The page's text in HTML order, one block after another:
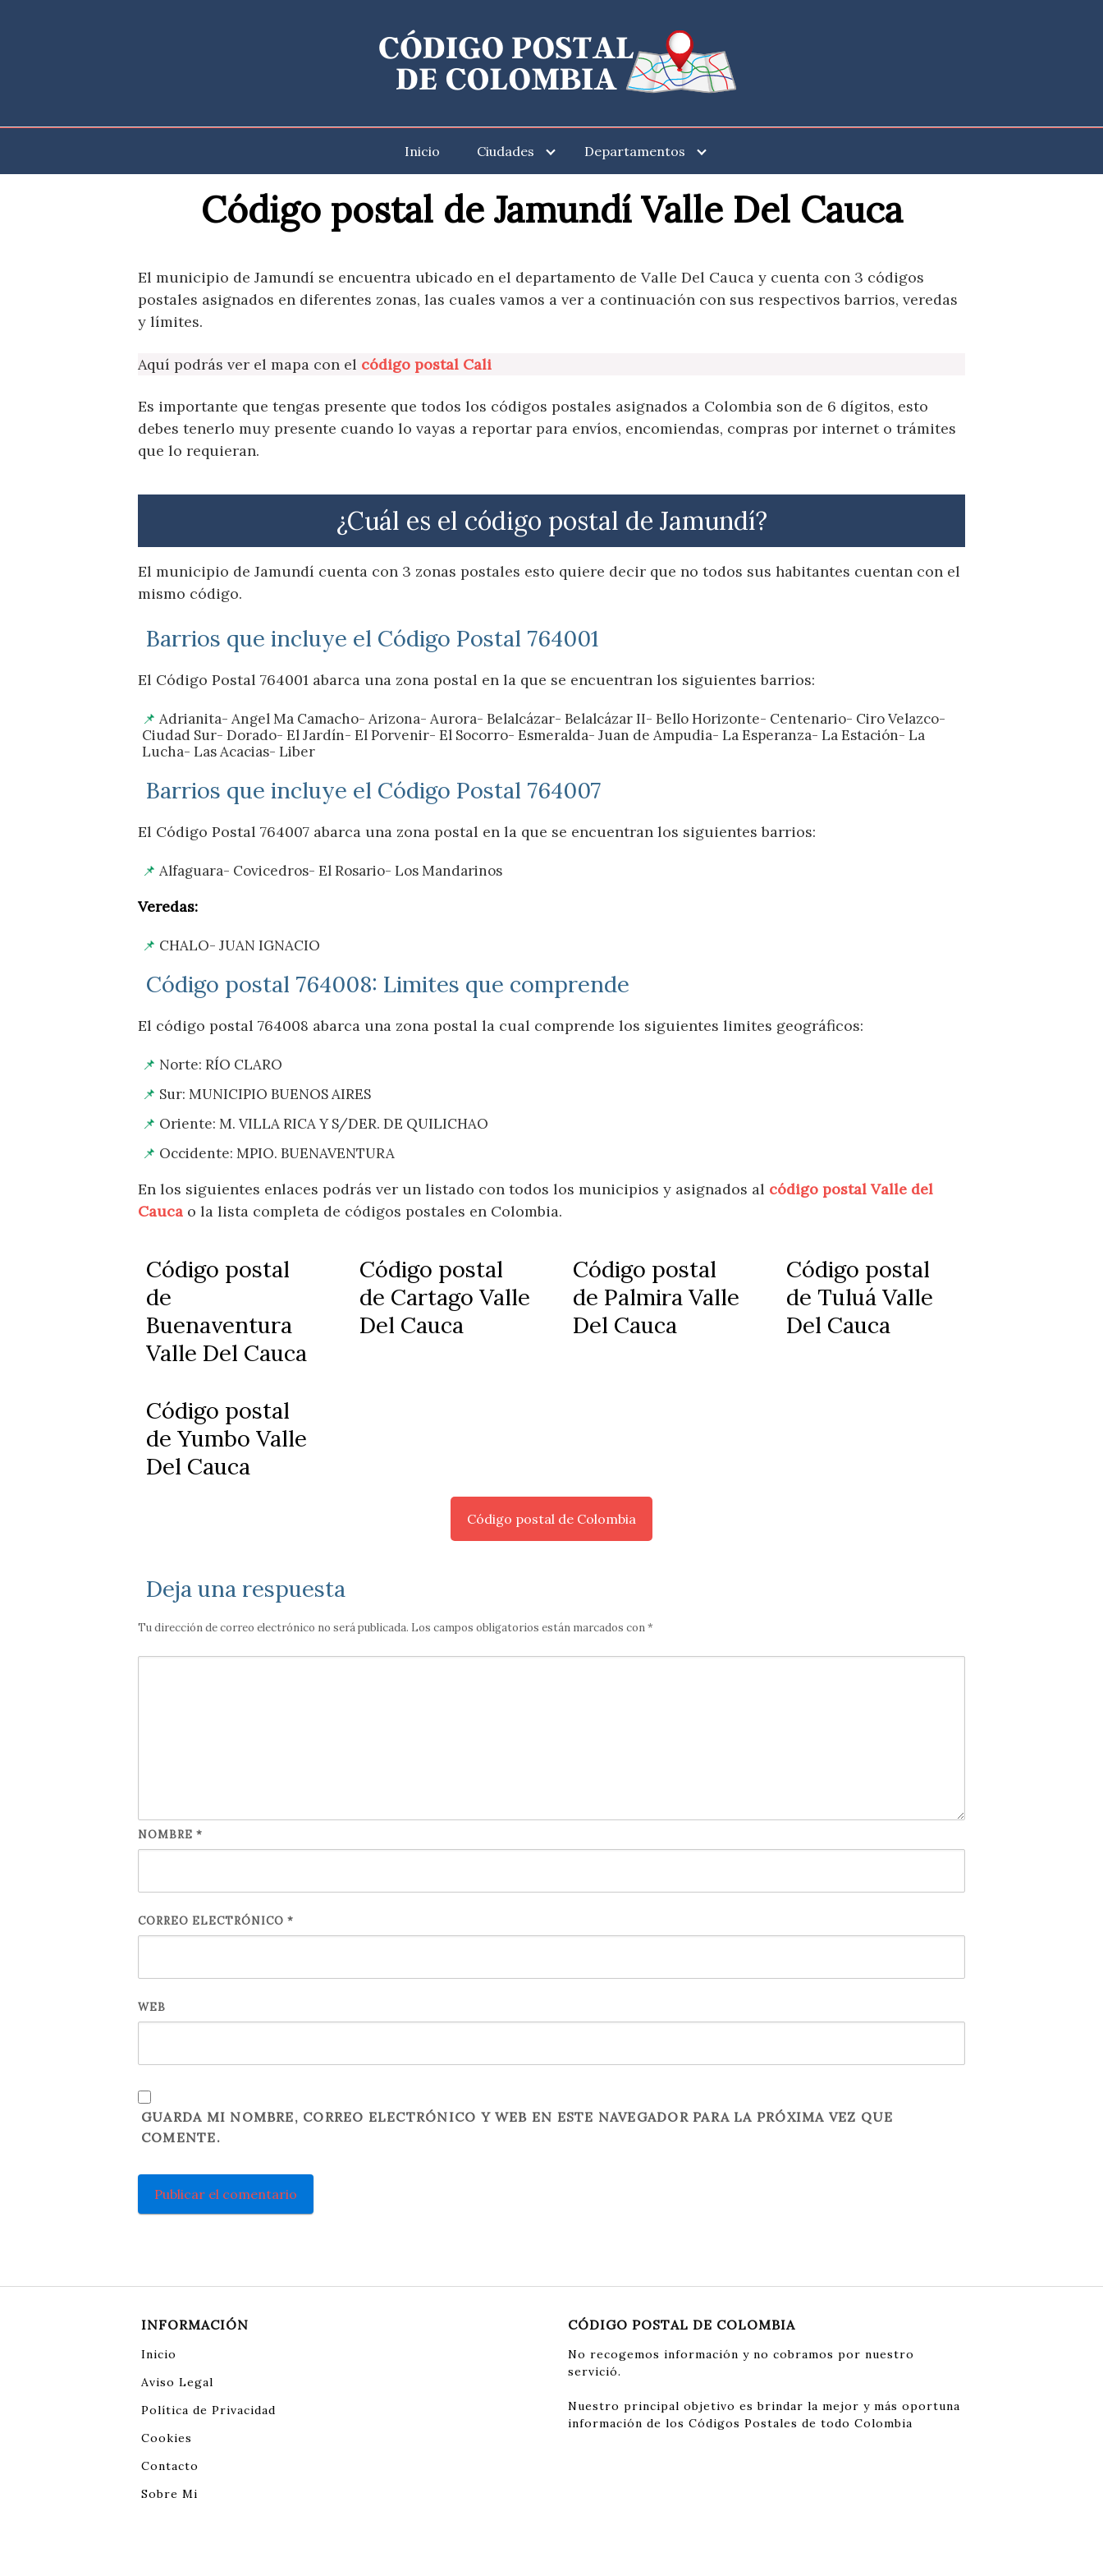
Inicio Ciudades Departamentos
Código postal de Jamundí Valle Del Cauca
El municipio de Jamundí se encuentra ubicado en el departamento de Valle Del Cauca y cuenta con 3 códigos
postales asignados en diferentes zonas, las cuales vamos a ver a continuación con sus respectivos barrios, veredas
y límites.
Aquí podrás ver el mapa con el código postal Cali
Es importante que tengas presente que todos los códigos postales asignados a Colombia son de 6 dígitos, esto
debes tenerlo muy presente cuando lo vayas a reportar para envíos, encomiendas, compras por internet o trámites
que lo requieran.
¿Cuál es el código postal de Jamundí?
El municipio de Jamundí cuenta con 3 zonas postales esto quiere decir que no todos sus habitantes cuentan con el
mismo código.
Barrios que incluye el Código Postal 764001
El Código Postal 764001 abarca una zona postal en la que se encuentran los siguientes barrios:
Adrianita- Angel Ma Camacho- Arizona- Aurora- Belalcázar- Belalcázar II- Bello Horizonte- Centenario- Ciro Velazco-
Ciudad Sur- Dorado- El Jardín- El Porvenir- El Socorro- Esmeralda- Juan de Ampudia- La Esperanza- La Estación- La
Lucha- Las Acacias- Liber
Barrios que incluye el Código Postal 764007
El Código Postal 764007 abarca una zona postal en la que se encuentran los siguientes barrios:
Alfaguara- Covicedros- El Rosario- Los Mandarinos
Veredas:
CHALO- JUAN IGNACIO
Código postal 764008: Limites que comprende
El código postal 764008 abarca una zona postal la cual comprende los siguientes limites geográficos:
Norte: RÍO CLARO
Sur: MUNICIPIO BUENOS AIRES
Oriente: M. VILLA RICA Y S/DER. DE QUILICHAO
Occidente: MPIO. BUENAVENTURA
En los siguientes enlaces podrás ver un listado con todos los municipios y asignados al código postal Valle del
Cauca o la lista completa de códigos postales en Colombia.
Código postal
de
Buenaventura
Valle Del Cauca
Código postal
de Cartago Valle
Del Cauca
Código postal
de Palmira Valle
Del Cauca
Código postal
de Tuluá Valle
Del Cauca
Código postal
de Yumbo Valle
Del Cauca
Código postal de Colombia
Deja una respuesta
Tu dirección de correo electrónico no será publicada. Los campos obligatorios están marcados con*
NOMBRE *
CORREO ELECTRÓNICO *
WEB
GUARDA MI NOMBRE, CORREO ELECTRÓNICO Y WEB EN ESTE NAVEGADOR PARA LA PRÓXIMA VEZ QUE
COMENTE.
INFORMACIÓN
Inicio
Aviso Legal
Política de Privacidad
Cookies
Contacto
Sobre Mi
CÓDIGO POSTAL DE COLOMBIA
No recogemos información y no cobramos por nuestro
servició.
Nuestro principal objetivo es brindar la mejor y más oportuna
información de los Códigos Postales de todo Colombia